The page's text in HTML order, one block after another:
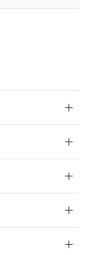
同利
完了
限
ま